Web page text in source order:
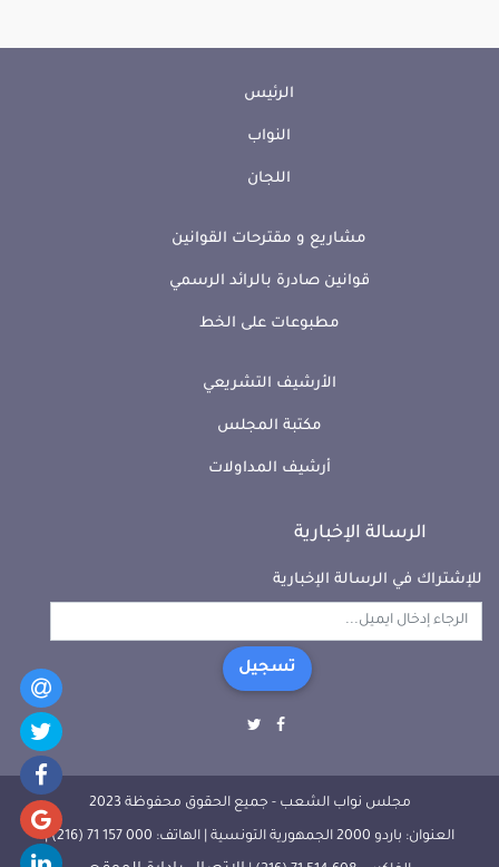
الرئيس
النواب
اللجان
مشاريع و مقترحات القوانين
قوانين صادرة بالرائد الرسمي
مطبوعات على الخط
الأرشيف التشريعي
مكتبة المجلس
أرشيف المداولات
الرسالة الإخبارية
للإشتراك في الرسالة الإخبارية
تسجيل
مجلس نواب الشعب - جميع الحقوق محفوظة 2023
العنوان: باردو 2000 الجمهورية التونسية | الهاتف: 000 157 71 (216) |